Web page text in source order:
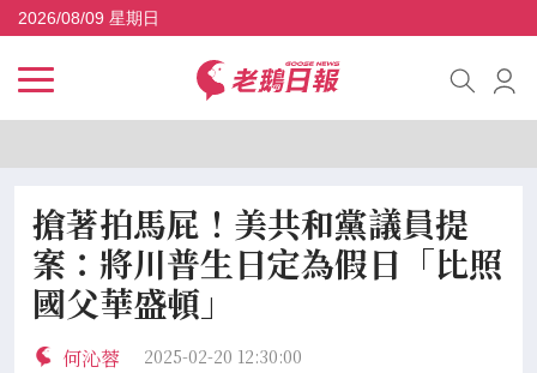
2026/08/09 星期日
搶著拍馬屁！美共和黨議員提
案：將川普生日定為假日「比照
國父華盛頓」
何沁蓉 2025-02-20 12:30:00